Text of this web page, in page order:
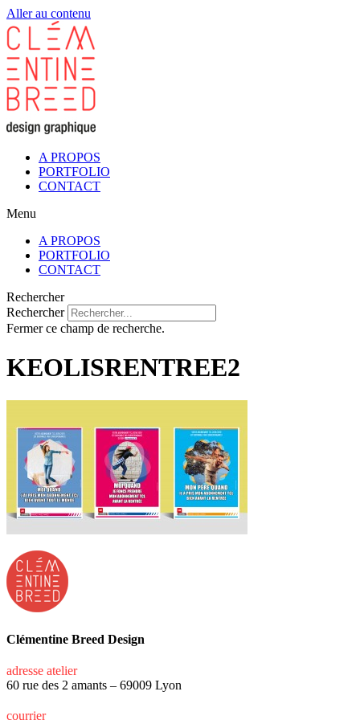
Aller au contenu
A PROPOS
PORTFOLIO
CONTACT
Menu
A PROPOS
PORTFOLIO
CONTACT
Rechercher
Rechercher
Fermer ce champ de recherche.
KEOLISRENTREE2
Clémentine Breed Design
adresse atelier
60 rue des 2 amants – 69009 Lyon
courrier